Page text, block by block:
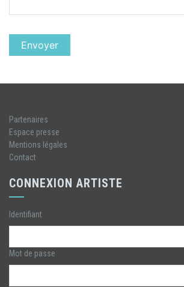
Partenaires
Espace presse
Mentions légales
Contact
CONNEXION ARTISTE
Identifiant
Mot de passe